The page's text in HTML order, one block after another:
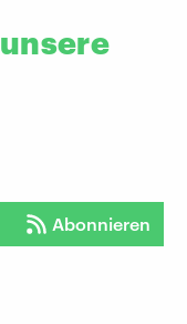
unsere
Abonnieren